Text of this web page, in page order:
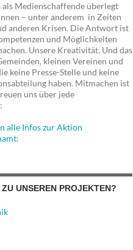
Medienschaffende überlegt
– unter anderem in Zeiten
anderen Krisen. Die Antwort ist
und Möglichkeiten
Unsere Kreativität. Und das
kleinen Vereinen und
keine Presse-Stelle und keine
haben. Mitmachen ist
uns über jede
alle Infos zur Aktion
UNSEREN PROJEKTEN?